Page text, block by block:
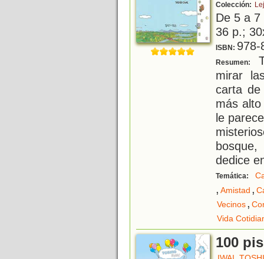
Colección:
De 5 a
36 p.;
ISBN: 978-
Resumen:
mirar
carta
más
le
dedice
Temática:
, Amistad ,
Vecinos,
Vida
100